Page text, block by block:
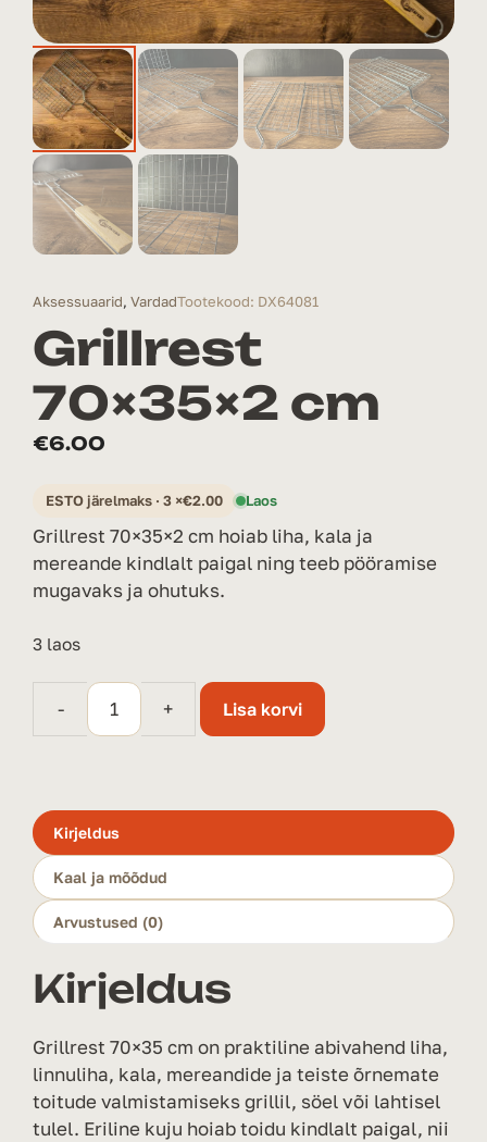
Aksessuaarid, VardadTootekood: DX64081
Grillrest
70×35×2 cm
€6.00
ESTO järelmaks · 3 ×€2.00 Laos
Grillrest 70×35×2 cm hoiab liha, kala ja
mereande kindlalt paigal ning teeb pööramise
mugavaks ja ohutuks.
3 laos
-
Grillrest
+ Lisa korvi
Kirjeldus
Kaal ja mõõdud
Arvustused (0)
Kirjeldus
Grillrest 70×35 cm on praktiline abivahend liha,
linnuliha, kala, mereandide ja teiste õrnemate
toitude valmistamiseks grillil, söel või lahtisel
tulel. Eriline kuju hoiab toidu kindlalt paigal, nii